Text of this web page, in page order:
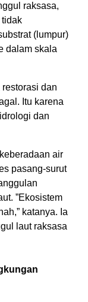
raksasa,
tidak
(lumpur)
dalam skala
dan
Itu karena
dan
air
pasang-surut
”Ekosistem
katanya. Ia
laut raksasa